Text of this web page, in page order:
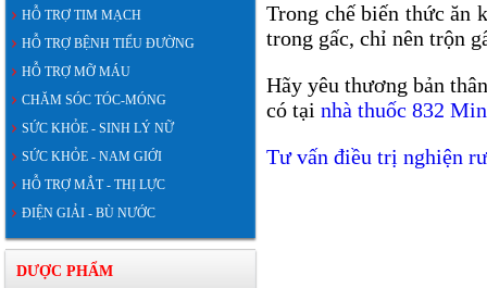
HỖ TRỢ TIM MẠCH
HỖ TRỢ BỆNH TIỂU ĐƯỜNG
HỖ TRỢ MỠ MÁU
CHĂM SÓC TÓC-MÓNG
SỨC KHỎE - SINH LÝ NỮ
SỨC KHỎE - NAM GIỚI
HỖ TRỢ MẮT - THỊ LỰC
ĐIỆN GIẢI - BÙ NƯỚC
DƯỢC PHẨM
Trong chế biến thức ăn
trong gấc, chỉ nên trộn
Hãy yêu thương bản
có tại nhà thuốc 832
Tư vấn điều trị nghiện